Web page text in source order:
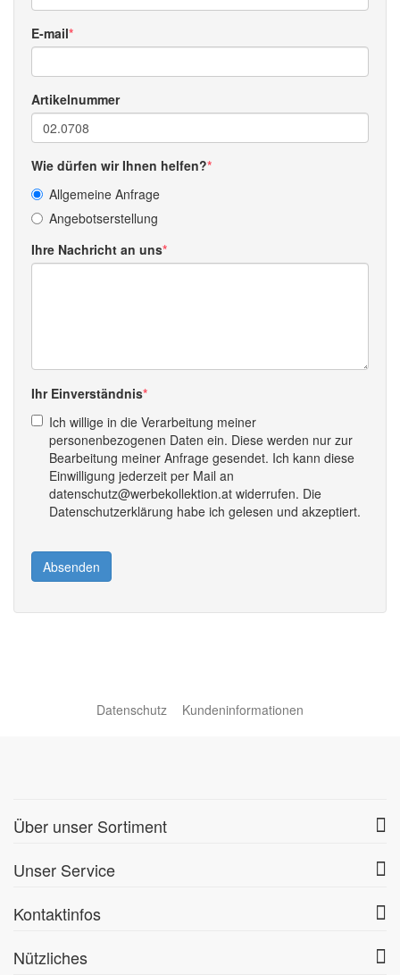
E-mail
Artikelnummer
Wie dürfen wir Ihnen helfen?
Allgemeine Anfrage
Angebotserstellung
Ihre Nachricht an uns
Ihr Einverständnis
Ich willige in die Verarbeitung meiner
personenbezogenen Daten ein. Diese werden nur zur
Bearbeitung meiner Anfrage gesendet. Ich kann diese
Einwilligung jederzeit per Mail an
datenschutz@werbekollektion.at widerrufen. Die
Datenschutzerklärung habe ich gelesen und akzeptiert.
Absenden
Datenschutz Kundeninformationen
Über unser Sortiment
Unser Service
Kontaktinfos
Nützliches